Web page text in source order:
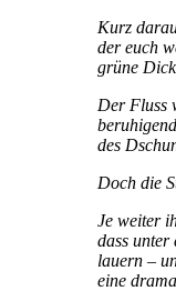
Kurz
der euch
grüne
Der Fluss
des
Doch die
Je weiter
dass
lauern –
eine